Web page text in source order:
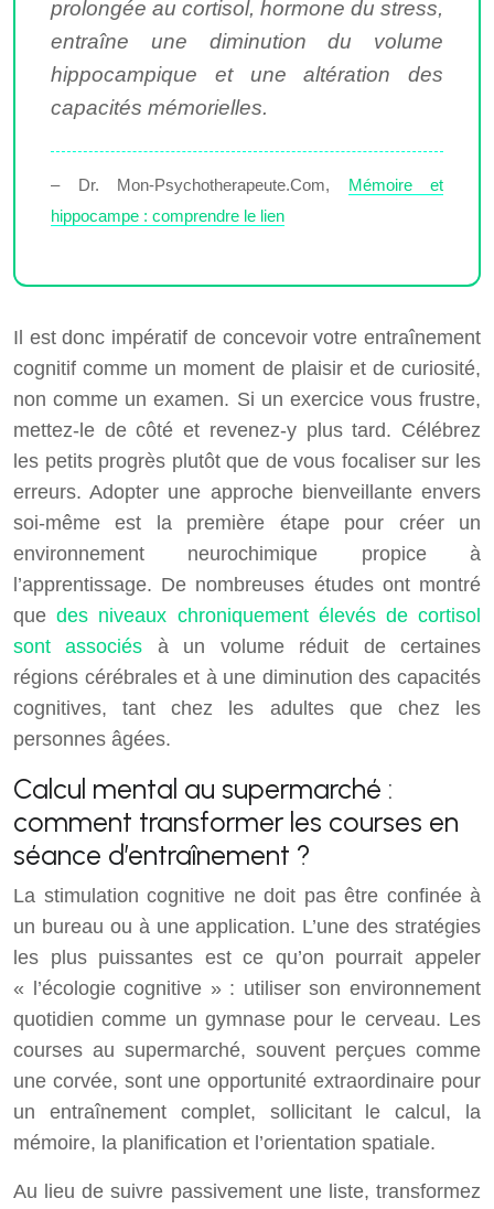
prolongée au cortisol, hormone du stress,
entraîne une diminution du volume
hippocampique et une altération des
capacités mémorielles.
– Dr. Mon-Psychotherapeute.Com,
Mémoire et
hippocampe : comprendre le lien
Il est donc impératif de concevoir votre entraînement
cognitif comme un moment de plaisir et de curiosité,
non comme un examen. Si un exercice vous frustre,
mettez-le de côté et revenez-y plus tard. Célébrez
les petits progrès plutôt que de vous focaliser sur les
erreurs. Adopter une approche bienveillante envers
soi-même est la première étape pour créer un
environnement neurochimique propice à
l’apprentissage. De nombreuses études ont montré
quedes niveaux chroniquement élevés de cortisol
sont associés à un volume réduit de certaines
régions cérébrales et à une diminution des capacités
cognitives, tant chez les adultes que chez les
personnes âgées.
Calcul mental au supermarché :
comment transformer les courses en
séance d’entraînement ?
La stimulation cognitive ne doit pas être confinée à
un bureau ou à une application. L’une des stratégies
les plus puissantes est ce qu’on pourrait appeler
« l’écologie cognitive » : utiliser son environnement
quotidien comme un gymnase pour le cerveau. Les
courses au supermarché, souvent perçues comme
une corvée, sont une opportunité extraordinaire pour
un entraînement complet, sollicitant le calcul, la
mémoire, la planification et l’orientation spatiale.
Au lieu de suivre passivement une liste, transformez